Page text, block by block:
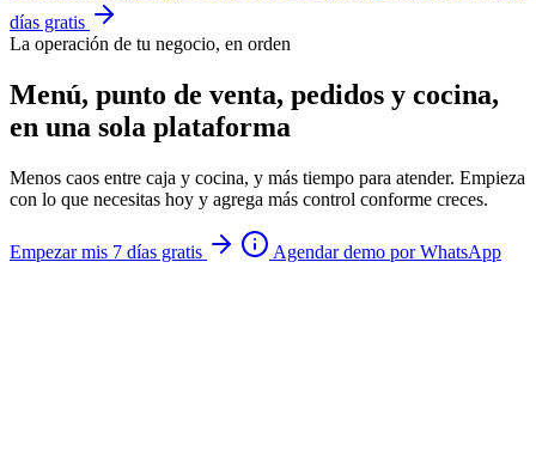
días gratis
La operación de tu negocio, en orden
Menú, punto de venta, pedidos y cocina,
en una sola plataforma
Menos caos entre caja y cocina, y más tiempo para atender. Empieza
con lo que necesitas hoy y agrega más control conforme creces.
Empezar mis 7 días gratis Agendar demo por WhatsApp